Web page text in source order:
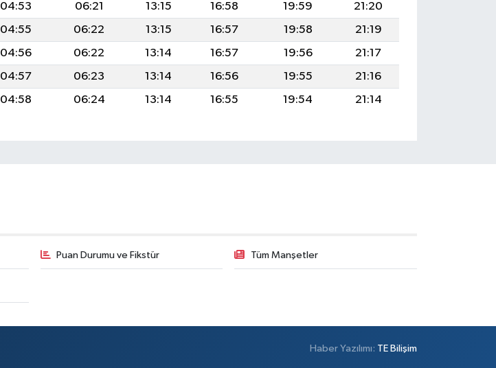
04:53 06:21 13:15 16:58 19:59
21:20
04:55 06:22 13:15 16:57 19:58
21:19
04:56 06:22 13:14 16:57 19:56
21:17
04:57 06:23 13:14 16:56 19:55
21:16
04:58 06:24 13:14 16:55 19:54 21:14
Puan Durumu ve Fikstür Tüm Manşetler
Haber Yazılımı: TE Bilişim